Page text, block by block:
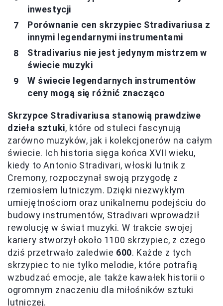
inwestycji
Porównanie cen skrzypiec Stradivariusa z
innymi legendarnymi instrumentami
Stradivarius nie jest jedynym mistrzem w
świecie muzyki
W świecie legendarnych instrumentów
ceny mogą się różnić znacząco
Skrzypce Stradivariusa stanowią prawdziwe
dzieła sztuki, które od stuleci fascynują
zarówno muzyków, jak i kolekcjonerów na całym
świecie. Ich historia sięga końca XVII wieku,
kiedy to Antonio Stradivari, włoski lutnik z
Cremony, rozpoczynał swoją przygodę z
rzemiosłem lutniczym. Dzięki niezwykłym
umiejętnościom oraz unikalnemu podejściu do
budowy instrumentów, Stradivari wprowadził
rewolucję w świat muzyki. W trakcie swojej
kariery stworzył około 1100 skrzypiec, z czego
dziś przetrwało zaledwie 600. Każde z tych
skrzypiec to nie tylko melodie, które potrafią
wzbudzać emocje, ale także kawałek historii o
ogromnym znaczeniu dla miłośników sztuki
lutniczej.